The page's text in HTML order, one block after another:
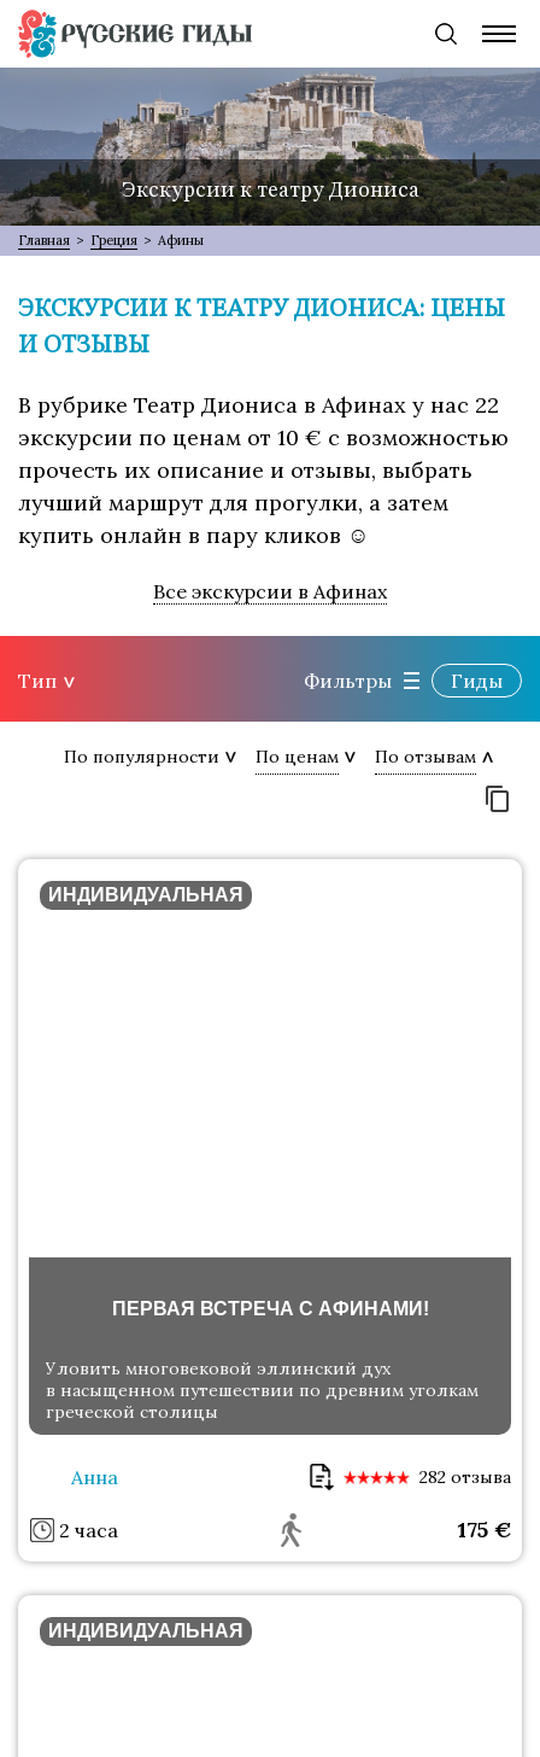
Экскурсии к театру Диониса
Главная > Греция > Афины
ЭКСКУРСИИ К ТЕАТРУ ДИОНИСА: ЦЕНЫ
И ОТЗЫВЫ
В рубрике Театр Диониса в Афинах у нас 22
экскурсии по ценам от 10 € с возможностью
прочесть их описание и отзывы, выбрать
лучший маршрут для прогулки, а затем
купить онлайн в пару кликов ☺
Все экскурсии в Афинах
Тип Фильтры Гиды
По популярности По ценам По отзывам
ИНДИВИДУАЛЬНАЯ
ПЕРВАЯ ВСТРЕЧА С АФИНАМИ!
Уловить многовековой эллинский дух
в насыщенном путешествии по древним уголкам
греческой столицы
Анна 282 отзыва
2 часа 175 €
ИНДИВИДУАЛЬНАЯ